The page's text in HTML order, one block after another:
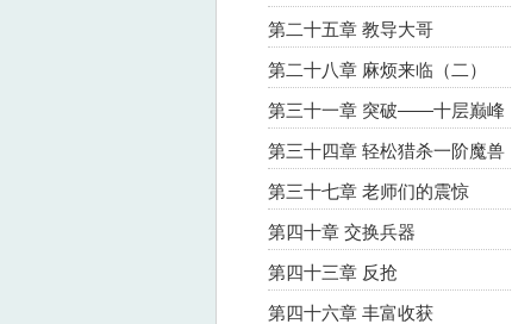
第二十五章 教导大哥
第二十八章 麻烦来临（二）
第三十一章 突破——十层巅峰
第三十四章 轻松猎杀一阶魔兽
第三十七章 老师们的震惊
第四十章 交换兵器
第四十三章 反抢
第四十六章 丰富收获